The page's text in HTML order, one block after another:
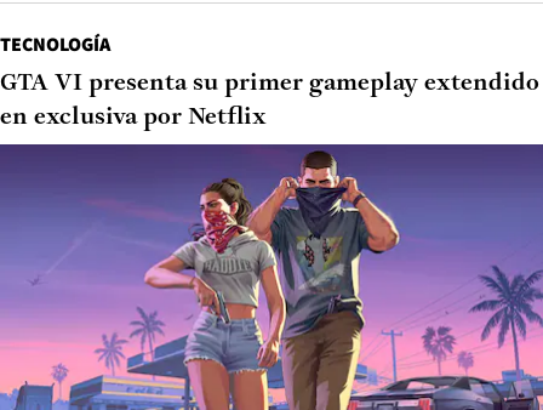
TECNOLOGÍA
GTA VI presenta su primer gameplay extendido
en exclusiva por Netflix